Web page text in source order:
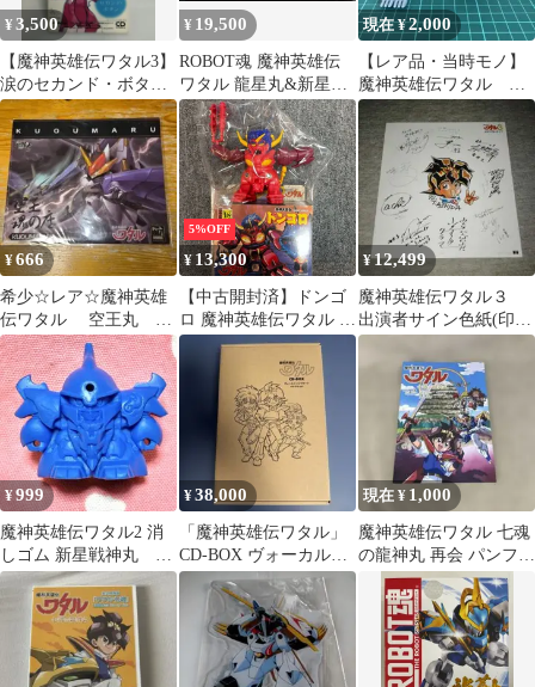
¥3,500
【魔神英雄伝ワタル3】
涙のセカンド・ボタン
【a-chi-a-chi】
¥ 19,500
ROBOT魂 魔神英雄伝
ワタル 龍星丸&新星龍
神丸 2体セット
現在 ¥2,000
【レア品・当時モノ】
魔神英雄伝ワタル プ
ラクション 邪虎丸
組立済み
¥666
希少☆レア☆魔神英雄
伝ワタル 空王丸 ク
リアファイル
5%OFF
¥ 13,300
【中古開封済】ドンゴ
ロ 魔神英雄伝ワタル マ
シンコレクション
¥12,499
魔神英雄伝ワタル３
出演者サイン色紙(印刷
物)
¥999
魔神英雄伝ワタル2 消
しゴム 新星戦神丸 カ
バヤ
¥38,000
「魔神英雄伝ワタル」
CD-BOX ヴォーカル・
コンプリート・コレク
ション
現在 ¥ 1,000
魔神英雄伝ワタル 七魂
の龍神丸 再会 パンフレ
ット